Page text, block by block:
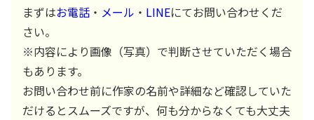
まずはお電話 ・ メール ・ LINEにてお問い合わせくだ
さい。
※内容により画像（写真）で判断させていただく場合
もあります。
お問い合わせ前に作家の名前や詳細など確認していた
だけるとスムーズですが、何も分からなくても大丈夫